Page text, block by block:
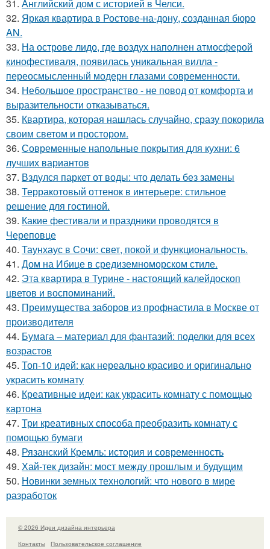
31. Английский дом с историей в Челси.
32. Яркая квартира в Ростове-на-дону, созданная бюро
AN.
33. На острове лидо, где воздух наполнен атмосферой
кинофестиваля, появилась уникальная вилла -
переосмысленный модерн глазами современности.
34. Небольшое пространство - не повод от комфорта и
выразительности отказываться.
35. Квартира, которая нашлась случайно, сразу покорила
своим светом и простором.
36. Современные напольные покрытия для кухни: 6
лучших вариантов
37. Вздулся паркет от воды: что делать без замены
38. Терракотовый оттенок в интерьере: стильное
решение для гостиной.
39. Какие фестивали и праздники проводятся в
Череповце
40. Таунхаус в Сочи: свет, покой и функциональность.
41. Дом на Ибице в средиземноморском стиле.
42. Эта квартира в Турине - настоящий калейдоскоп
цветов и воспоминаний.
43. Преимущества заборов из профнастила в Москве от
производителя
44. Бумага – материал для фантазий: поделки для всех
возрастов
45. Топ-10 идей: как нереально красиво и оригинально
украсить комнату
46. Креативные идеи: как украсить комнату с помощью
картона
47. Три креативных способа преобразить комнату с
помощью бумаги
48. Рязанский Кремль: история и современность
49. Хай-тек дизайн: мост между прошлым и будущим
50. Новинки земных технологий: что нового в мире
разработок
© 2026 Идеи дизайна интерьера
Контакты
Пользовательское соглашение